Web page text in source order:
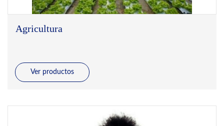
Agricultura
Ver productos